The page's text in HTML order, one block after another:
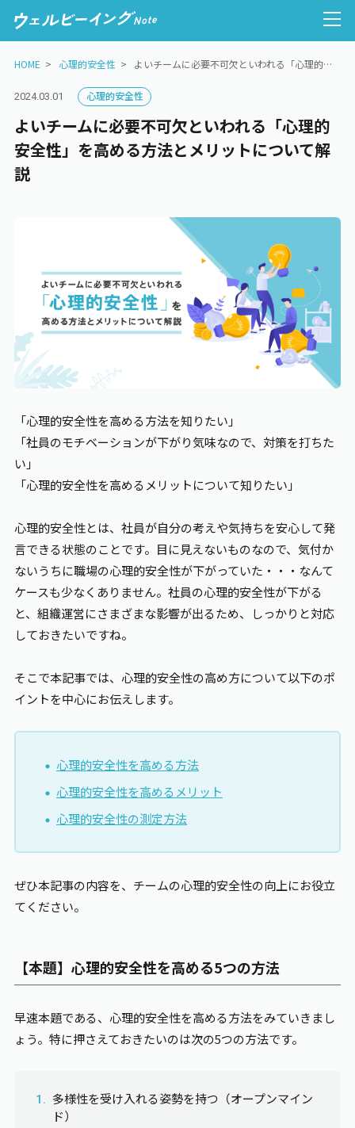
人的資本経営
健康経営
心理的安全性
働き方
ワークライフバランス
お役立ち資料
HOME 心理的安全性 よいチームに必要不可欠といわれる「心理的安全性」を高める方法とメリットについて解説
2024.03.01 心理的安全性
よいチームに必要不可欠といわれる「心理的
安全性」を高める方法とメリットについて解
説
「心理的安全性を高める方法を知りたい」
「社員のモチベーションが下がり気味なので、対策を打ちた
い」
「心理的安全性を高めるメリットについて知りたい」
心理的安全性とは、社員が自分の考えや気持ちを安心して発
言できる状態のことです。目に見えないものなので、気付か
ないうちに職場の心理的安全性が下がっていた・・・なんて
ケースも少なくありません。社員の心理的安全性が下がる
と、組織運営にさまざまな影響が出るため、しっかりと対応
しておきたいですね。
そこで本記事では、心理的安全性の高め方について以下のポ
イントを中心にお伝えします。
心理的安全性を高める方法
心理的安全性を高めるメリット
心理的安全性の測定方法
ぜひ本記事の内容を、チームの心理的安全性の向上にお役立
てください。
【本題】心理的安全性を高める5つの方法
早速本題である、心理的安全性を高める方法をみていきまし
ょう。特に押さえておきたいのは次の5つの方法です。
多様性を受け入れる姿勢を持つ（オープンマイン
ド）